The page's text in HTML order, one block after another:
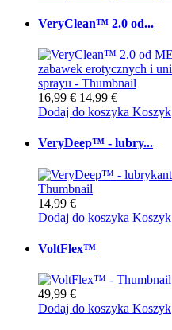
VeryClean™ 2.0 od...
16,99 € 14,99 €
Dodaj do koszyka Koszyk
VeryDeep™ - lubry...
14,99 €
Dodaj do koszyka Koszyk
VoltFlex™
49,99 €
Dodaj do koszyka Koszyk